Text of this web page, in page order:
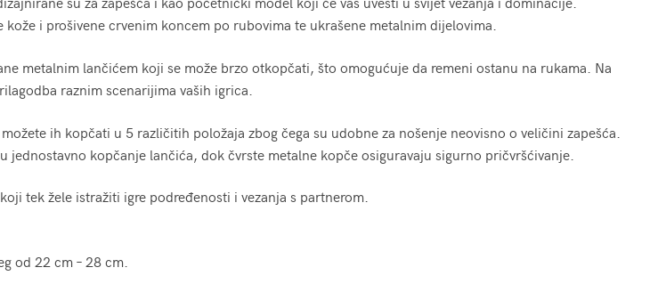
kože i prošivene crvenim koncem po rubovima te ukrašene metalnim dijelovima.
metalnim lančićem koji se može brzo otkopčati, što omogućuje da remeni ostanu na rukama. Na
raznim scenarijima vaših igrica.
ih kopčati u 5 različitih položaja zbog čega su udobne za nošenje neovisno o veličini zapešća.
jednostavno kopčanje lančića, dok čvrste metalne kopče osiguravaju sigurno pričvršćivanje.
tek žele istražiti igre podređenosti i vezanja s partnerom.
od 22 cm – 28 cm.